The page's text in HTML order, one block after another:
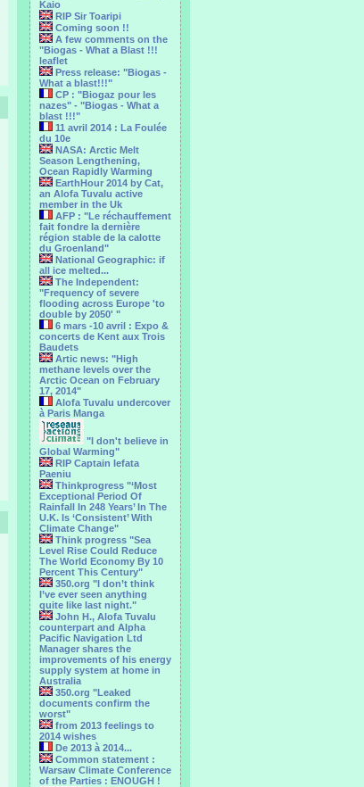
Kaio
RIP Sir Toaripi
Coming soon !!
A few comments on the
"Biogas - What a Blast !!!
leaflet
Press release: "Biogas -
What a blast!!!"
CP : "Biogaz pour les
nazes" - "Biogas - What a
blast !!!"
11 avril 2014 : La Foulée
du 10e
NASA: Arctic Melt
Season Lengthening,
Ocean Rapidly Warming
EarthHour 2014 by Cat,
an Alofa Tuvalu active
member in the Uk
AFP : "Le réchauffement
fait fondre la dernière
région stable de la calotte
du Groenland"
National Geographic: if
all ice melted...
The Independent:
"Frequency of severe
flooding across Europe 'to
double by 2050' "
6 mars -10 avril : Expo &
concerts de Kent aux Trois
Baudets
Artic news: "High
methane levels over the
Arctic Ocean on February
17, 2014"
Alofa Tuvalu undercover
à Paris Manga
"I don't believe in
Global Warming"
RIP Captain Iefata
Paeniu
Thinkprogress "‘Most
Exceptional Period Of
Rainfall In 248 Years’ In The
U.K. Is ‘Consistent’ With
Climate Change"
Think progress "Sea
Level Rise Could Reduce
The World Economy By 10
Percent This Century"
350.org "I don’t think
I’ve ever seen anything
quite like last night."
John H., Alofa Tuvalu
counterpart and Alpha
Pacific Navigation Ltd
Manager shares the
improvements of his energy
supply system at home in
Australia
350.org "Leaked
documents confirm the
worst"
from 2013 feelings to
2014 wishes
De 2013 à 2014...
Common statement :
Warsaw Climate Conference
of the Parties : ENOUGH !